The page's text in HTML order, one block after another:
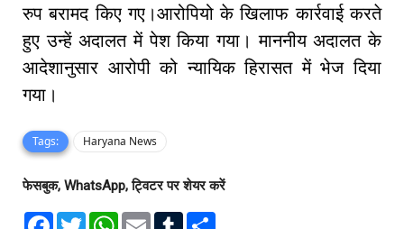
रुप बरामद किए गए।आरोपियो के खिलाफ कार्रवाई करते
हुए उन्हें अदालत में पेश किया गया। माननीय अदालत के
आदेशानुसार आरोपी को न्यायिक हिरासत में भेज दिया
गया।
Tags: Haryana News
फेसबुक, WhatsApp, ट्विटर पर शेयर करें
F
T
W
E
T